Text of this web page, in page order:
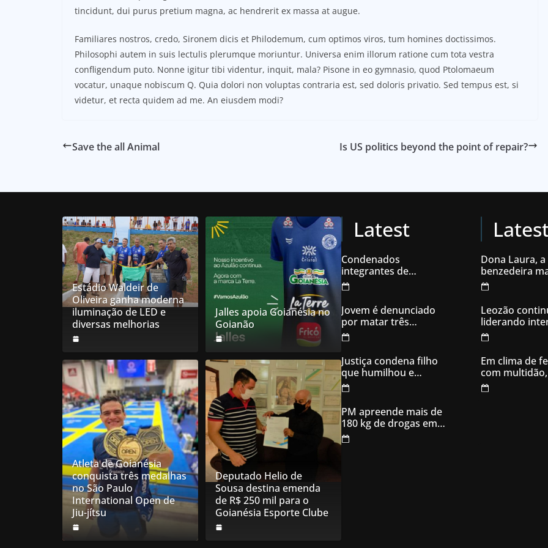
tincidunt, dui purus pretium magna, ac hendrerit ex massa at augue.
Familiares nostros, credo, Sironem dicis et Philodemum, cum optimos viros, tum homines doctissimos.
Philosophi autem in suis lectulis plerumque moriuntur. Universa enim illorum ratione cum tota vestra
confligendum puto. Nonne igitur tibi videntur, inquit, mala? Pisone in eo gymnasio, quod Ptolomaeum
vocatur, unaque nobiscum Q. Quia dolori non voluptas contraria est, sed doloris privatio. Sed tempus est, si
videtur, et recta quidem ad me. An eiusdem modi?
Save the all Animal Is US politics beyond the point of repair?
Estádio Waldeir de
Oliveira ganha moderna
iluminação de LED e
diversas melhorias
Jalles apoia Goianésia no
Goianão
Atleta de Goianésia
conquista três medalhas
no São Paulo
International Open de
Jiu-jítsu
Deputado Helio de
Sousa destina emenda
de R$ 250 mil para o
Goianésia Esporte Clube
Latest
Condenados
integrantes de
organização
criminosa acusados
de explodir caixas
eletrônicos
Jovem é denunciado
por matar três
filhotes de cachorro e
usar sangue para
ameaçar os donos,
em Aparecida de
Goiânia
Justiça condena filho
que humilhou e
ameaçou mãe idosa;
da prisão à sentença
condenatória foram
apenas 21 dias
PM apreende mais de
180 kg de drogas em
Goiás
Dona Laura, a
benzedeira
famosa de
Leozão
liderando
votos em
Em clima de
com
inaugura
campanha